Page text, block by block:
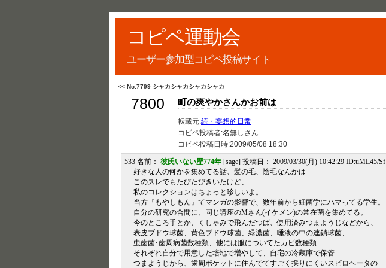
コピペ運動会
ユーザー参加型コピペ投稿サイト
<< No.7799 シャカシャカシャカシャカ――
7800 町の爽やかさんかお前は
転載元:続・妄想的日常
コピペ投稿者:名無しさん
コピペ投稿日時:2009/05/08 18:30
533 名前： 彼氏いない歴774年 [sage] 投稿日： 2009/03/30(月) 10:42:29 ID:uML45/Sf
好きな人の何かを集めてる話、髪の毛、陰毛なんかは
このスレでもたびたびきいたけど、
私のコレクションはちょっと珍しいよ。
当方『もやしもん』てマンガの影響で、数年前から細菌学にハマってる学生。
自分の研究の合間に、同じ講座のMさん(イケメン)の常在菌を集めてる。
今のところ手とか、くしゃみで飛んだつば、使用済みつまようじなどから、
表皮ブドウ球菌、黄色ブドウ球菌、緑濃菌、唾液の中の連鎖球菌、
虫歯菌･歯周病菌数種類、他には服についてたカビ数種類
それぞれ自分で用意した培地で増やして、自宅の冷蔵庫で保管
つまようじから、歯周ポケットに住んでてすごく採りにくいスピロヘータの